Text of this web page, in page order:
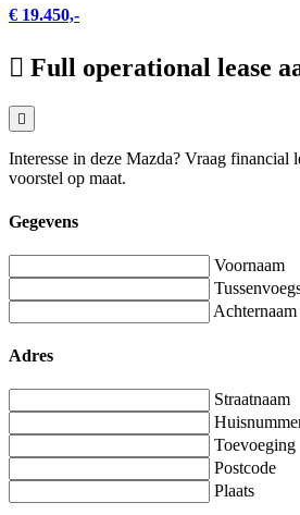
€ 19.450,-
Full operational lease
Interesse in deze Mazda? Vraag financial
voorstel op maat.
Gegevens
Voornaam
Achternaam
Adres
Straatnaam
Toevoeging
Postcode
Plaats